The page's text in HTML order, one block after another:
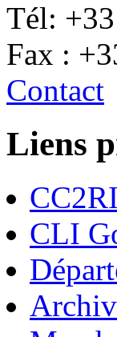
Tél:
Fax :
Contact
Liens
CLI